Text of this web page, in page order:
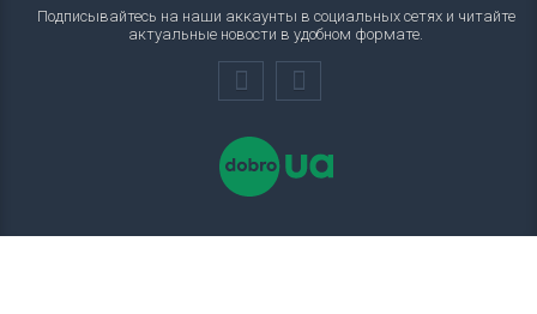
Подписывайтесь на наши аккаунты в социальных сетях и читайте
актуальные новости в удобном формате.